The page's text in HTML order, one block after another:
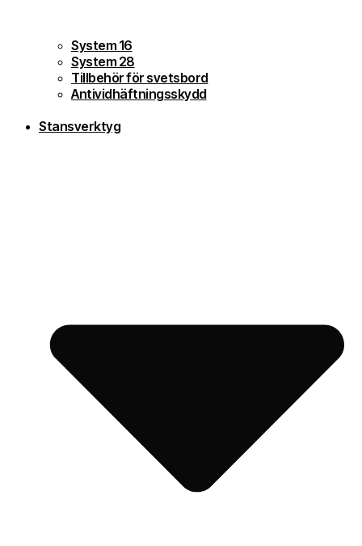
System 16
System 28
Tillbehör för svetsbord
Antividhäftningsskydd
Stansverktyg